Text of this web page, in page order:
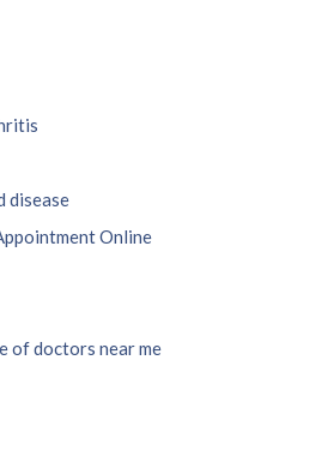
disease
Online
of doctors near me